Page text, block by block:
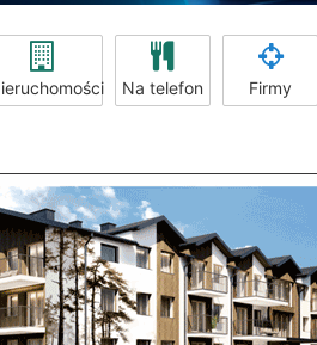
Na telefon Firmy